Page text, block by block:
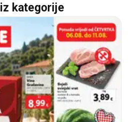
kategorije